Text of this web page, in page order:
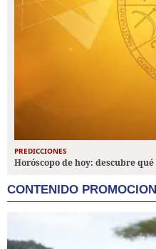
PREDICCIONES
Horóscopo de hoy: descubre
CONTENIDO